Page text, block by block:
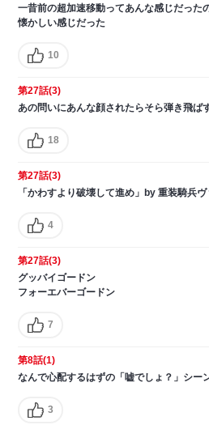
一昔前の超加速移動ってあんな感じだった
懐かしい感じだった
10
第27話(3)
あの問いにあんな顔されたらそら弾き飛ば
18
第27話(3)
「かわすより破壊して進め」by 重装騎兵
4
第27話(3)
グッバイゴードン
フォーエバーゴードン
7
第8話(1)
なんで心配するはずの「嘘でしょ？」シー
3